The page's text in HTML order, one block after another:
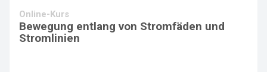
Online-Kurs
Bewegung entlang von Stromfäden und
Stromlinien